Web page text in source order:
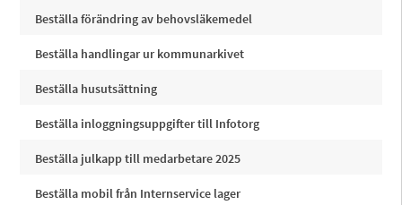
Beställa förändring av behovsläkemedel
Beställa handlingar ur kommunarkivet
Beställa husutsättning
Beställa inloggningsuppgifter till Infotorg
Beställa julkapp till medarbetare 2025
Beställa mobil från Internservice lager